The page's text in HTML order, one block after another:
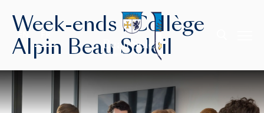
Week-ends | Collège
Alpin Beau Soleil
EN FR